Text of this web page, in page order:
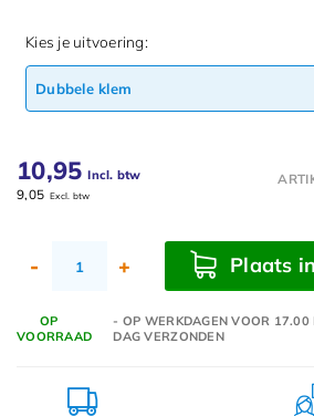
Kies je uitvoering:
Dubbele klem
10,95 Incl. btw
9,05 Excl. btw
- + Plaats
OP
VOORRAAD
- OP WERKDAGEN VOOR 17.00
DAG VERZONDEN